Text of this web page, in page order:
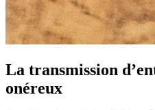
La transmission
onéreux